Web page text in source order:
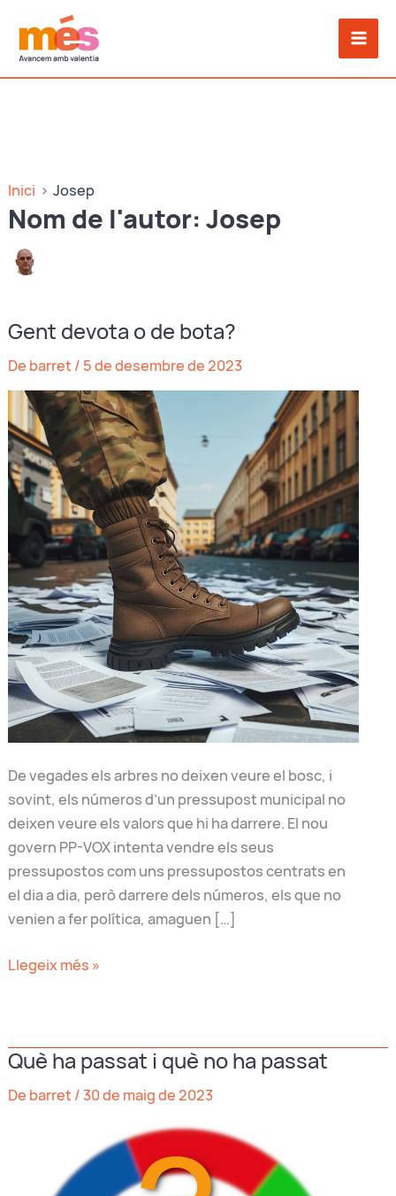
contingut
Inici Josep
Nom de l'autor: Josep
Gent devota o de bota?
De barret / 5 de desembre de 2023
De vegades els arbres no deixen veure el bosc, i
sovint, els números d’un pressupost municipal no
deixen veure els valors que hi ha darrere. El nou
govern PP-VOX intenta vendre els seus
pressupostos com uns pressupostos centrats en
el dia a dia, però darrere dels números, els que no
venien a fer política, amaguen […]
Gent
bota?
Llegeix més »
Què ha passat i què no ha passat
De barret / 30 de maig de 2023